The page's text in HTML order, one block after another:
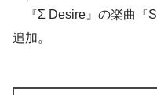
『Σ Desire』の楽曲『
追加。